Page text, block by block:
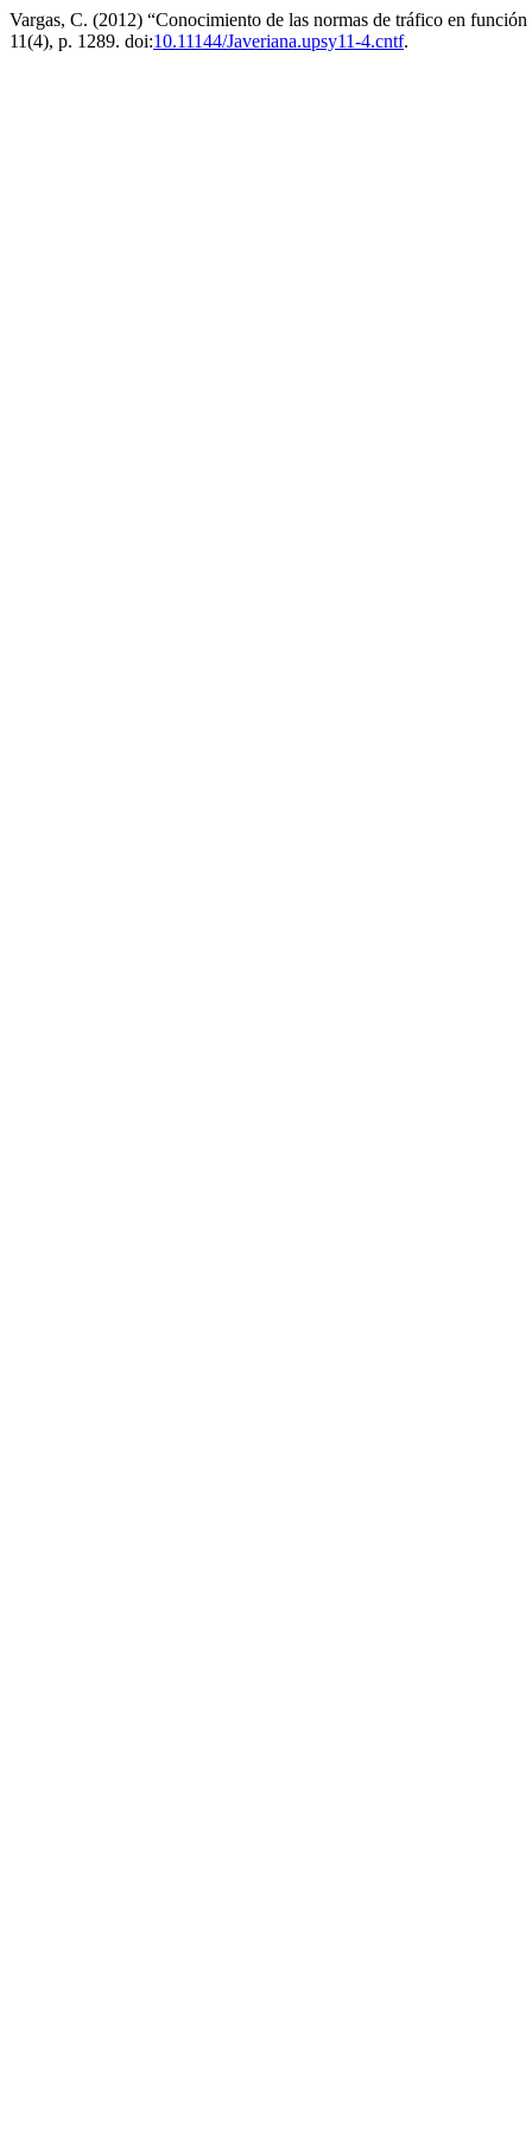
Vargas, C. (2012) “Conocimiento de las normas de tráfico en
11(4), p. 1289. doi:10.11144/Javeriana.upsy11-4.cntf.